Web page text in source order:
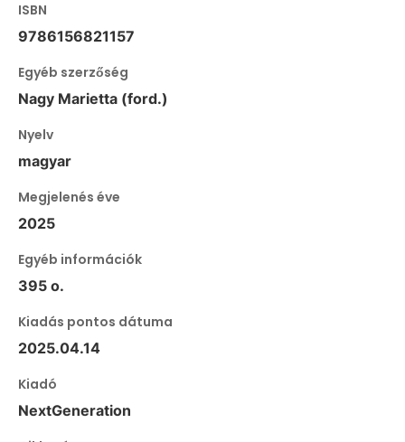
ISBN
9786156821157
Egyéb szerzőség
Nagy Marietta (ford.)
Nyelv
magyar
Megjelenés éve
2025
Egyéb információk
395 o.
Kiadás pontos dátuma
2025.04.14
Kiadó
NextGeneration